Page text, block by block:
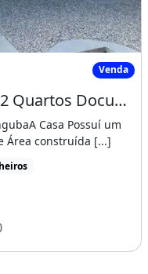
02 Quartos Venda
Lindas Casas na Pavuna, 02 Quartos Documentação Gratis! Cód. Vp0N3E
Casa Possuí um
Área construída [...]